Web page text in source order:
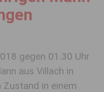
gegen 01.30 Uhr
aus Villach in
in einem